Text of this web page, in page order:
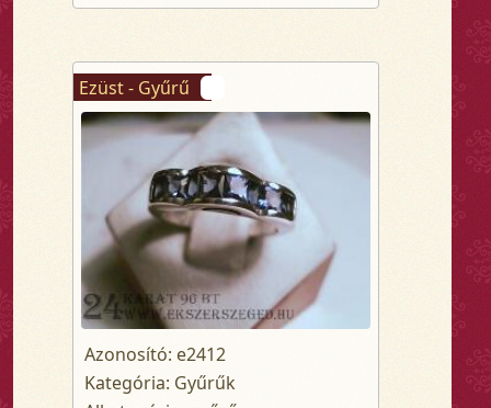
Ezüst - Gyűrű
Azonosító: e2412
Kategória: Gyűrűk